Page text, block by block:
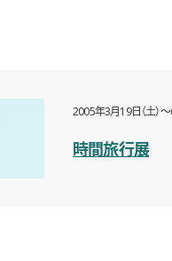
2005年3月19日（土）〜
時間旅行展